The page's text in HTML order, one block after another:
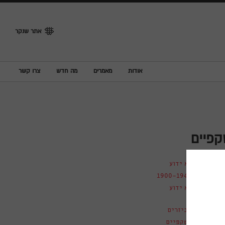
אתר שנקר
אודות מאמרים מה חדש צרו קשר
לא ידוע
1900-1940
לא ידוע
אביזרים
משקפיים